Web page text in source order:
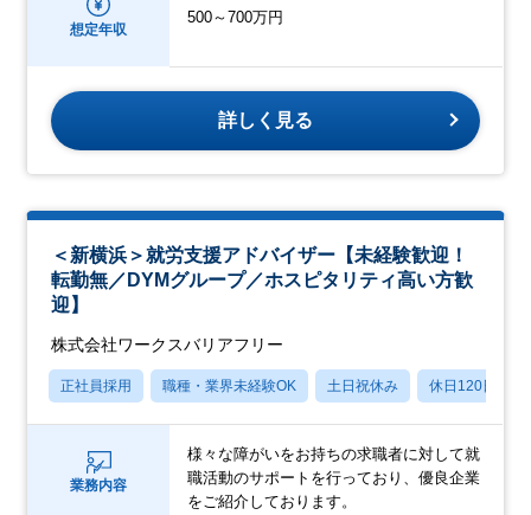
想定年収
500～700万円
詳しく見る
＜新横浜＞就労支援アドバイザー【未経験歓迎！
転勤無／DYMグループ／ホスピタリティ高い方歓
迎】
株式会社ワークスバリアフリー
正社員採用 職種・業界未経験OK 土日祝休み 休日120日以上
業務内容
様々な障がいをお持ちの求職者に対して就
職活動のサポートを行っており、優良企業
をご紹介しております。